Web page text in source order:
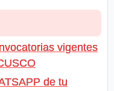
vigentes
de tu